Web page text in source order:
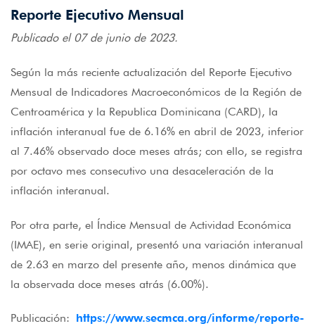
Reporte Ejecutivo Mensual
Publicado el 07 de junio de 2023.
Según la más reciente actualización del Reporte Ejecutivo
Mensual de Indicadores Macroeconómicos de la Región de
Centroamérica y la Republica Dominicana (CARD), la
inflación interanual fue de 6.16% en abril de 2023, inferior
al 7.46% observado doce meses atrás; con ello, se registra
por octavo mes consecutivo una desaceleración de la
inflación interanual.
Por otra parte, el Índice Mensual de Actividad Económica
(IMAE), en serie original, presentó una variación interanual
de 2.63 en marzo del presente año, menos dinámica que
la observada doce meses atrás (6.00%).
Publicación: https://www.secmca.org/informe/reporte-